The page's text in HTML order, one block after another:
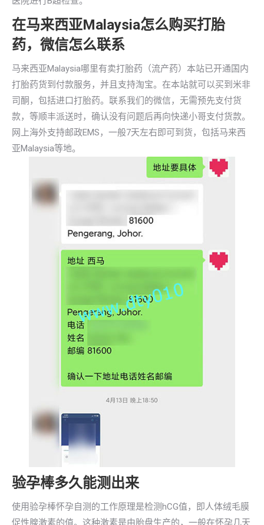
在马来西亚Malaysia怎么购买打胎
药，微信怎么联系
马来西亚Malaysia哪里有卖打胎药（流产药）本站已开通国内
打胎药货到付款服务，并且支持淘宝。在本站就可以买到米非
司酮，包括进口打胎药。联系我们的微信，无需预先支付货
款，等顺丰派送时，确认没有问题后再向快递小哥支付货款。
网上海外支持邮政EMS，一般7天左右即可到货，包括马来西
亚Malaysia等地。
验孕棒多久能测出来
使用验孕棒怀孕自测的工作原理是检测hCG值，即人体绒毛膜
促性腺激素的值。这种激素是由胎盘生产的，一般在怀孕几天